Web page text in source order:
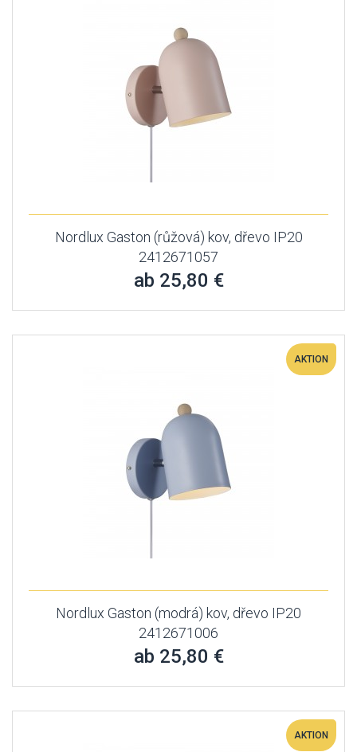
Nordlux Gaston (růžová) kov, dřevo IP20
2412671057
ab 25,80 €
AKTION
Nordlux Gaston (modrá) kov, dřevo IP20
2412671006
ab 25,80 €
AKTION